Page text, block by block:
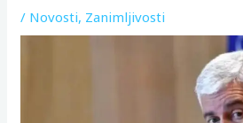
/ Novosti, Zanimljivosti